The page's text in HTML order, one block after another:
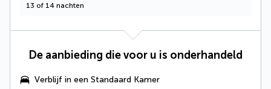
13 of 14 nachten
De aanbieding die voor u is onderhandeld
Verblijf in een Standaard Kamer